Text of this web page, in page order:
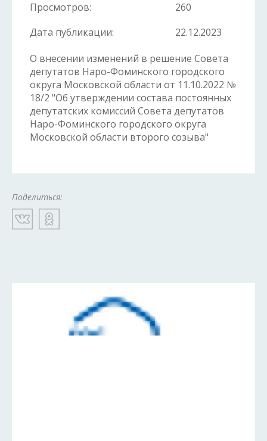
Просмотров:
260
Дата публикации:
22.12.2023
О внесении изменений в решение Совета
депутатов Наро-Фоминского городского
округа Московской области от 11.10.2022 №
18/2 "Об утверждении состава постоянных
депутатских комиссий Совета депутатов
Наро-Фоминского городского округа
Московской области второго созыва"
Поделиться: